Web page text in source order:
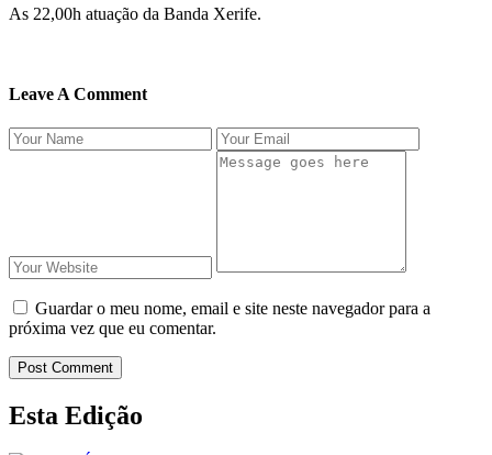
As 22,00h atuação da Banda Xerife.
Leave A Comment
Guardar o meu nome, email e site neste navegador para a
próxima vez que eu comentar.
Post Comment
Esta Edição